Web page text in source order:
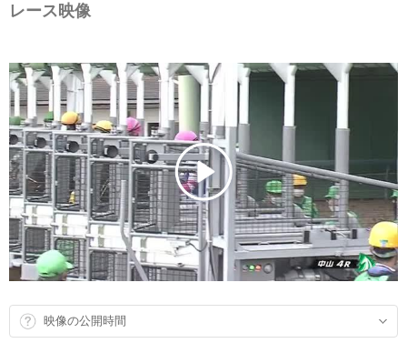
レース映像
映像の公開時間